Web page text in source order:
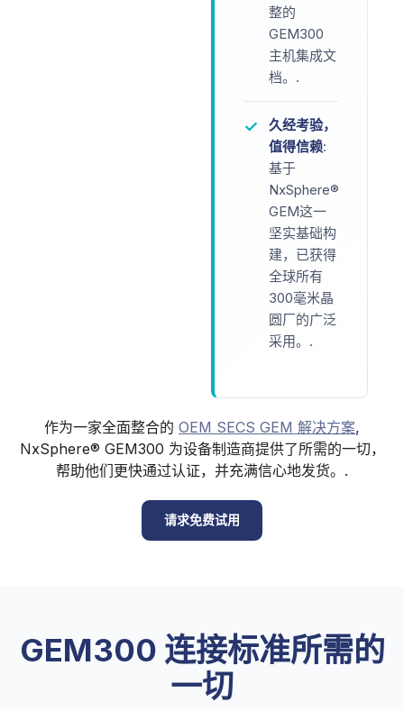
整的
GEM300
主机集成文
档。.
✓
久经考验，
值得信赖:
基于
NxSphere®
GEM这一
坚实基础构
建，已获得
全球所有
300毫米晶
圆厂的广泛
采用。.
作为一家全面整合的 OEM SECS GEM 解决方案,
NxSphere® GEM300 为设备制造商提供了所需的一切，
帮助他们更快通过认证，并充满信心地发货。.
请求免费试用
GEM300 连接标准所需的
一切